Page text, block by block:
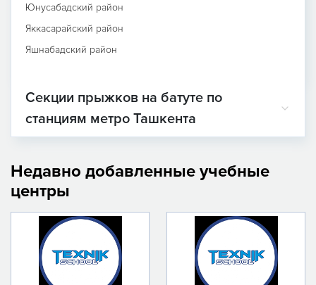
Юнусабадский район
Яккасарайский район
Яшнабадский район
Секции прыжков на батуте по
станциям метро Ташкента
Недавно добавленные учебные
центры